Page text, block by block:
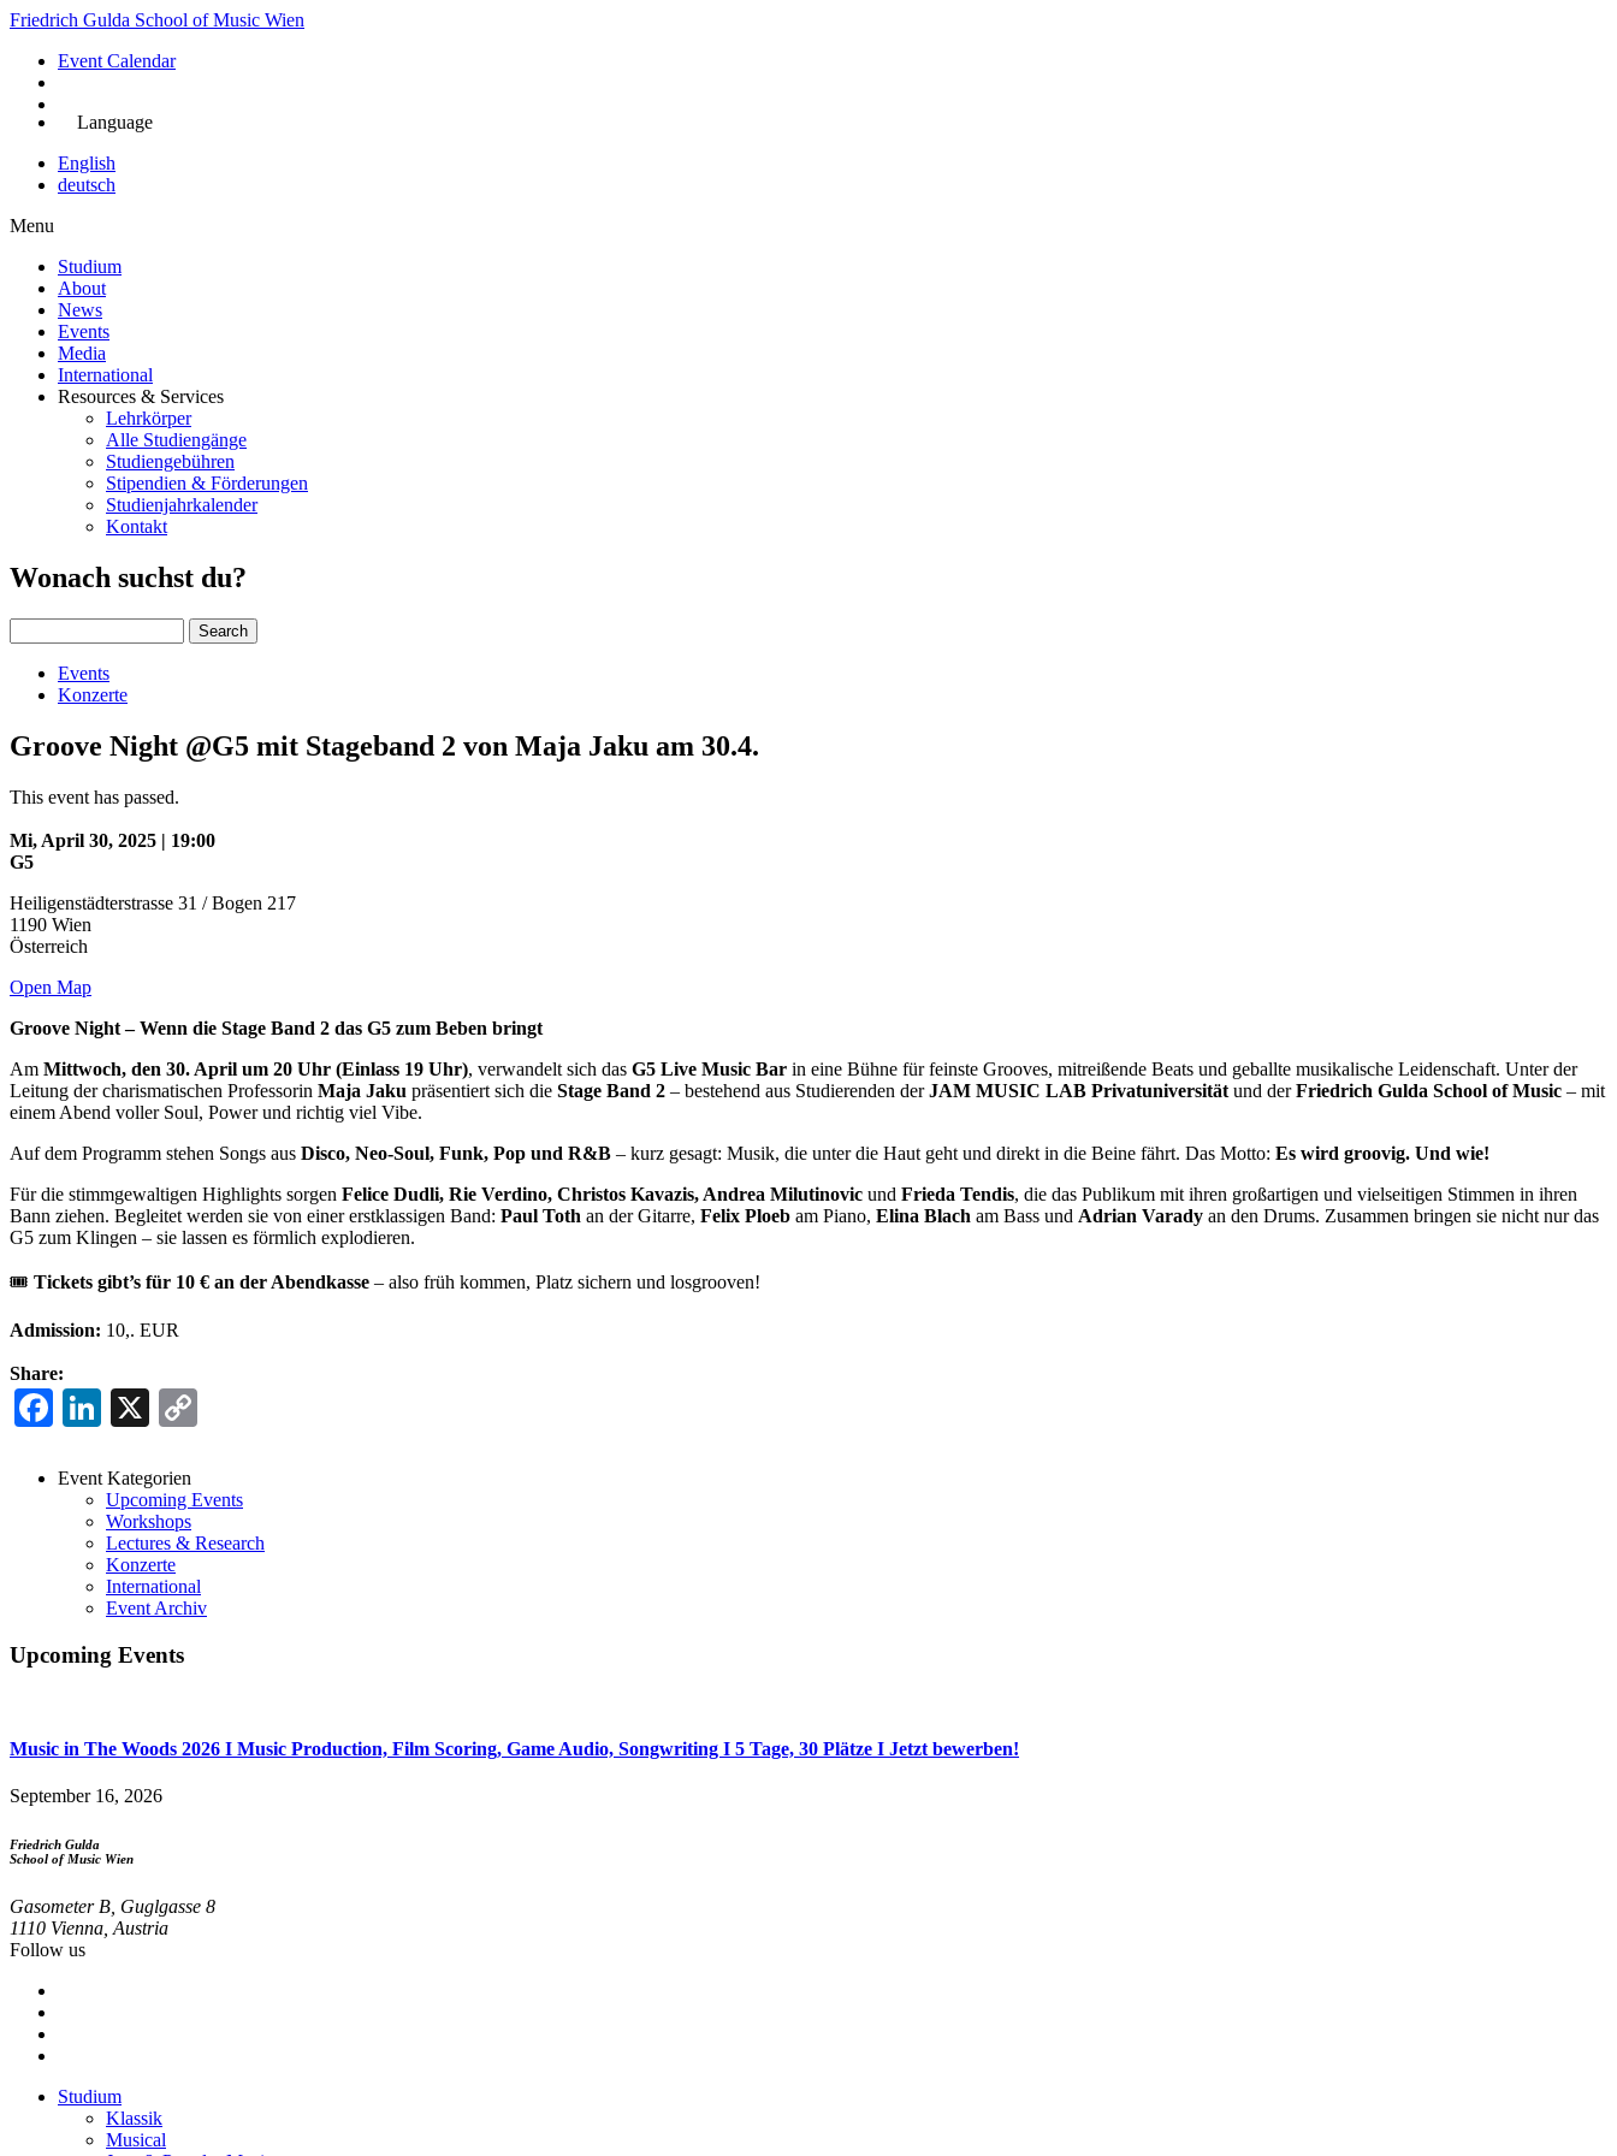
Skip
main
content
Friedrich Gulda School of Music Wien
Event Calendar
Language
English
deutsch
Menu
Main
navigation
Studium
About
News
Events
Media
International
Resources & Services
Lehrkörper
Alle Studiengänge
Studiengebühren
Stipendien & Förderungen
Studienjahrkalender
Kontakt
Wonach suchst du?
Events
Konzerte
Groove Night @G5 mit Stageband 2 von Maja Jaku am 30.4.
This event has passed.
Mi, April 30, 2025 | 19:00
G5
Heiligenstädterstrasse 31 / Bogen 217
1190 Wien
Österreich
Open Map
Groove Night – Wenn die Stage Band 2 das G5 zum Beben bringt
Am Mittwoch, den 30. April um 20 Uhr (Einlass 19 Uhr), verwandelt sich das G5 Live Music Bar in eine Bühne für feinste Grooves, mitreißende Beats und geballte musikalische Leidenschaft. Unter der
Leitung der charismatischen Professorin Maja Jaku präsentiert sich die Stage Band 2 – bestehend aus Studierenden derJAM MUSIC LAB Privatuniversität und derFriedrich Gulda School of Music – mit
einem Abend voller Soul, Power und richtig viel Vibe.
Auf dem Programm stehen Songs aus Disco, Neo-Soul, Funk, Pop und R&B – kurz gesagt: Musik, die unter die Haut geht und direkt in die Beine fährt. Das Motto: Es wird groovig. Und wie!
Für die stimmgewaltigen Highlights sorgen Felice Dudli, Rie Verdino, Christos Kavazis, Andrea Milutinovic und Frieda Tendis, die das Publikum mit ihren großartigen und vielseitigen Stimmen in ihren
Bann ziehen. Begleitet werden sie von einer erstklassigen Band: Paul Toth an der Gitarre, Felix Ploeb am Piano, Elina Blach am Bass und Adrian Varady an den Drums. Zusammen bringen sie nicht nur das
G5 zum Klingen – sie lassen es förmlich explodieren.
🎟 Tickets gibt’s für 10 € an der Abendkasse – also früh kommen, Platz sichern und losgrooven!
Admission: 10,. EUR
Share:
Facebook
LinkedIn
X
Events
Event Kategorien
Upcoming Events
Workshops
Lectures & Research
Konzerte
International
Event Archiv
Upcoming Events
Music in The Woods 2026 I Music Production, Film Scoring, Game Audio, Songwriting I 5 Tage, 30 Plätze I Jetzt bewerben!
September 16, 2026
Friedrich Gulda
School of Music Wien
Gasometer B, Guglgasse 8
1110 Vienna, Austria
Follow us
Footer
Studium
Klassik
Musical